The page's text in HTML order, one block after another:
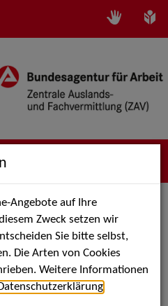
Art
Aktionen für Kinder und
Street Art verwandelt den
Angebote auf Ihre
Zweck setzen wir
Sie bitte selbst,
Die Arten von Cookies
Weitere Informationen